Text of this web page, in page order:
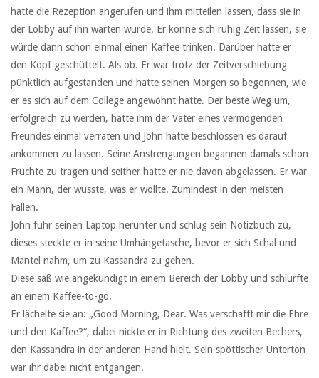
hatte die Rezeption angerufen und ihm mitteilen lassen, dass sie in
der Lobby auf ihn warten würde. Er könne sich ruhig Zeit lassen, sie
würde dann schon einmal einen Kaffee trinken. Darüber hatte er
den Kopf geschüttelt. Als ob. Er war trotz der Zeitverschiebung
pünktlich aufgestanden und hatte seinen Morgen so begonnen, wie
er es sich auf dem College angewöhnt hatte. Der beste Weg um,
erfolgreich zu werden, hatte ihm der Vater eines vermögenden
Freundes einmal verraten und John hatte beschlossen es darauf
ankommen zu lassen. Seine Anstrengungen begannen damals schon
Früchte zu tragen und seither hatte er nie davon abgelassen. Er war
ein Mann, der wusste, was er wollte. Zumindest in den meisten
Fällen.
John fuhr seinen Laptop herunter und schlug sein Notizbuch zu,
dieses steckte er in seine Umhängetasche, bevor er sich Schal und
Mantel nahm, um zu Kassandra zu gehen.
Diese saß wie angekündigt in einem Bereich der Lobby und schlürfte
an einem Kaffee-to-go.
Er lächelte sie an: „Good Morning, Dear. Was verschafft mir die Ehre
und den Kaffee?“, dabei nickte er in Richtung des zweiten Bechers,
den Kassandra in der anderen Hand hielt. Sein spöttischer Unterton
war ihr dabei nicht entgangen.